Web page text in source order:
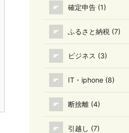
確定申告 (1)
ふるさと納税 (7)
ビジネス (3)
IT・iphone (8)
断捨離 (4)
引越し (7)